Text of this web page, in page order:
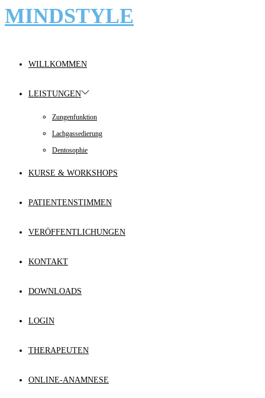
MINDSTYLE
WILLKOMMEN
LEISTUNGEN
Zungenfunktion
Lachgassedierung
Dentosophie
KURSE & WORKSHOPS
PATIENTENSTIMMEN
VERÖFFENTLICHUNGEN
KONTAKT
DOWNLOADS
LOGIN
THERAPEUTEN
ONLINE-ANAMNESE